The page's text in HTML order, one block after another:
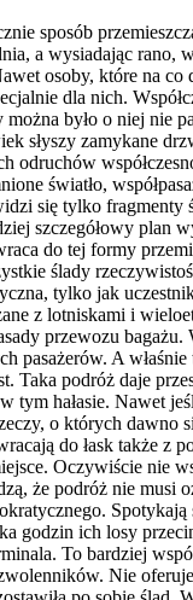
sposób
a wysiadając rano,
osoby, które na co
dla nich.
było o niej nie
słyszy zamykane
światło,
się tylko fragmenty
szczegółowy plan
do tej formy
ślady
tylko jak
z lotniskami i
przewozu
A właśnie
Taka podróż daje
hałasie. Nawet
o których dawno
do łask także z
Oczywiście nie
że podróż nie musi
godzin ich losy
To bardziej
Nie